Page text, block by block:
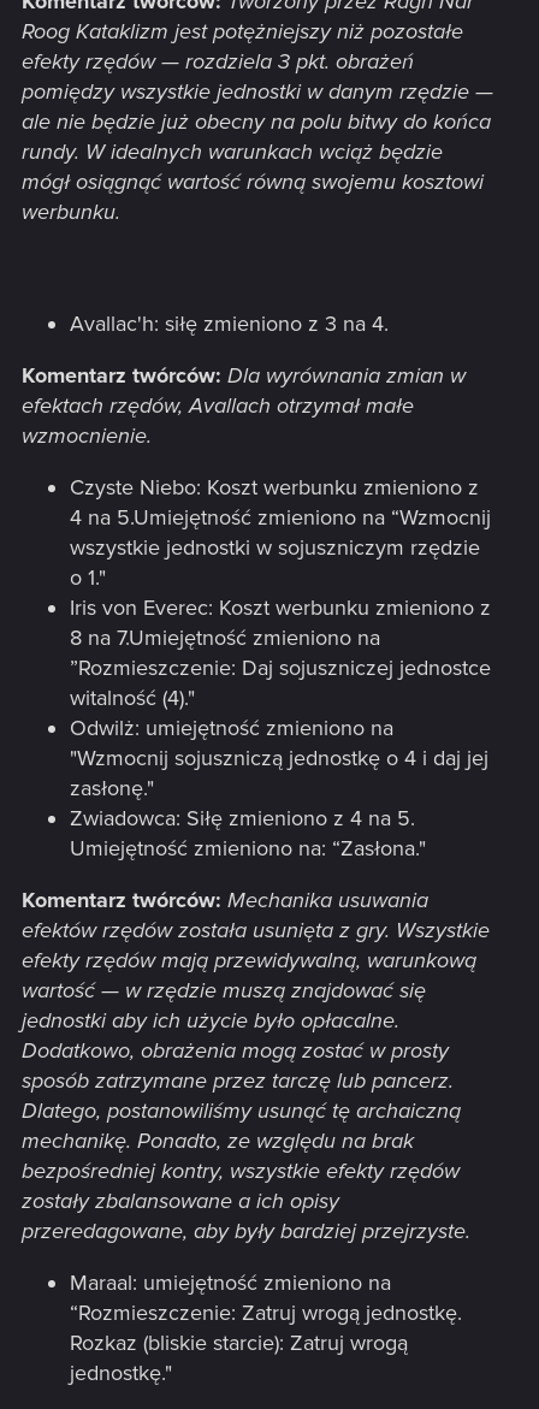
Roog Kataklizm jest potężniejszy niż pozostałe
efekty rzędów — rozdziela 3 pkt. obrażeń
pomiędzy wszystkie jednostki w danym rzędzie —
ale nie będzie już obecny na polu bitwy do końca
rundy. W idealnych warunkach wciąż będzie
mógł osiągnąć wartość równą swojemu kosztowi
werbunku.
Avallac'h: siłę zmieniono z 3 na 4.
Komentarz twórców: Dla wyrównania zmian w
efektach rzędów, Avallach otrzymał małe
wzmocnienie.
Czyste Niebo: Koszt werbunku zmieniono z
4 na 5.Umiejętność zmieniono na “Wzmocnij
wszystkie jednostki w sojuszniczym rzędzie
o 1."
Iris von Everec: Koszt werbunku zmieniono z
8 na 7.Umiejętność zmieniono na
”Rozmieszczenie: Daj sojuszniczej jednostce
witalność (4)."
Odwilż: umiejętność zmieniono na
"Wzmocnij sojuszniczą jednostkę o 4 i daj jej
zasłonę."
Zwiadowca: Siłę zmieniono z 4 na 5.
Umiejętność zmieniono na: “Zasłona."
Komentarz twórców: Mechanika usuwania
efektów rzędów została usunięta z gry. Wszystkie
efekty rzędów mają przewidywalną, warunkową
wartość — w rzędzie muszą znajdować się
jednostki aby ich użycie było opłacalne.
Dodatkowo, obrażenia mogą zostać w prosty
sposób zatrzymane przez tarczę lub pancerz.
Dlatego, postanowiliśmy usunąć tę archaiczną
mechanikę. Ponadto, ze względu na brak
bezpośredniej kontry, wszystkie efekty rzędów
zostały zbalansowane a ich opisy
przeredagowane, aby były bardziej przejrzyste.
Maraal: umiejętność zmieniono na
“Rozmieszczenie: Zatruj wrogą jednostkę.
Rozkaz (bliskie starcie): Zatruj wrogą
jednostkę."